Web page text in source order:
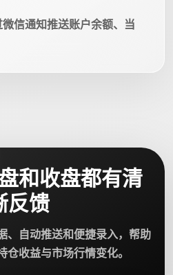
信通知推送账户余额、当
和收盘都有清
反馈
、自动推送和便捷录入，帮助
仓收益与市场行情变化。